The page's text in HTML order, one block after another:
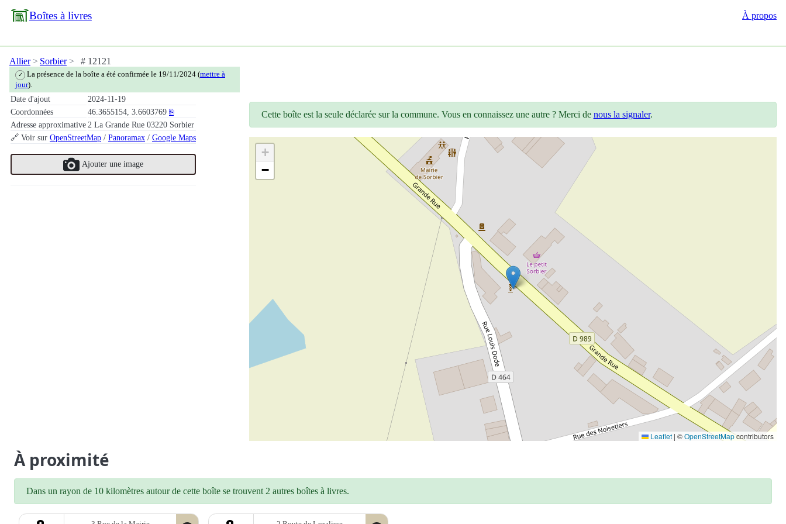
Boîtes à livres À propos
Allier Sorbier # 12121
✓ La présence de la boîte a été confirmée le 19/11/2024 (mettre à
jour).
Date d'ajout
2024-11-19
Coordonnées
46.3655154, 3.6603769 ⎘
Adresse approximative 2 La Grande Rue 03220 Sorbier
🔗 Voir sur OpenStreetMap / Panoramax / Google Maps
Ajouter une image
Cette boîte est la seule déclarée sur la commune. Vous en connaissez une autre ? Merci de nous la signaler.
+
−
Leaflet | ©OpenStreetMapcontributors
À proximité
Dans un rayon de 10 kilomètres autour de cette boîte se trouvent 2 autres boîtes à livres.